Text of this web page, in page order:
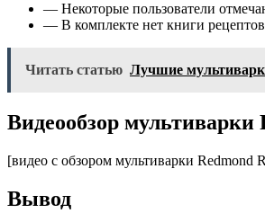
— Некоторые пользователи
— В комплекте нет книги рецептов
Читать статью Лучшие
Видеообзор
[видео с обзором мультиварки Redmond
Вывод